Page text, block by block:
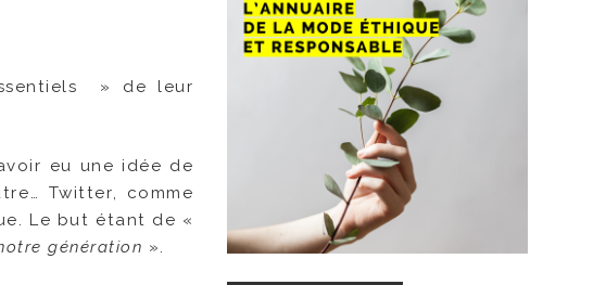
» de leur
eu une idée de
Twitter, comme
Le but étant de «
génération ».